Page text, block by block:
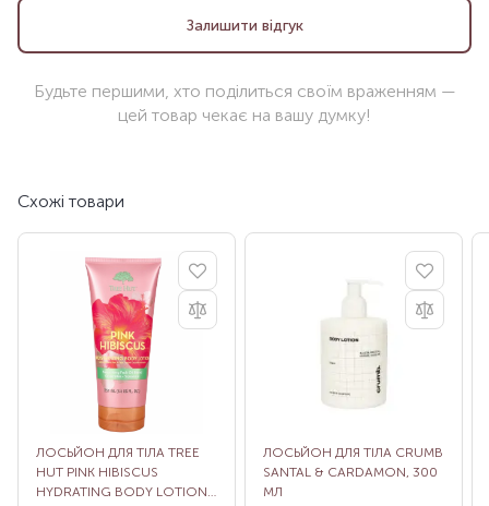
Залишити відгук
Будьте першими, хто поділиться своїм враженням —
цей товар чекає на вашу думку!
Схожі товари
ЛОСЬЙОН ДЛЯ ТІЛА TREE
HUT PINK HIBISCUS
HYDRATING BODY LOTION,
ЛОСЬЙОН ДЛЯ ТІЛА CRUMB
SANTAL & CARDAMON, 300
МЛ